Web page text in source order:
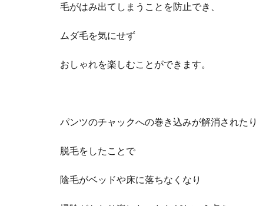
毛がはみ出てしまうことを防止でき、
ムダ毛を気にせず
おしゃれを楽しむことができます。
パンツのチャックへの巻き込みが解消されたり
脱毛をしたことで
陰毛がベッドや床に落ちなくなり